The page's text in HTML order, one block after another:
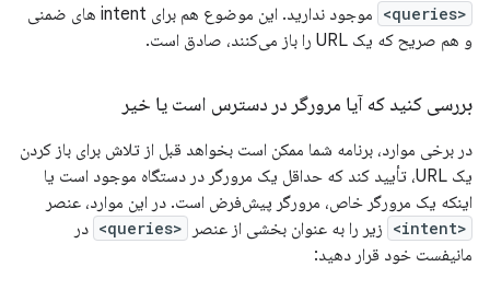
<queries>
موجود ندارید. این موضوع هم برای intent های ضمنی
و هم صریح که یک URL را باز می‌کنند، صادق است.
بررسی کنید که آیا مرورگر در دسترس است یا خیر
در برخی موارد، برنامه شما ممکن است بخواهد قبل از تلاش برای باز کردن
یک URL، تأیید کند که حداقل یک مرورگر در دستگاه موجود است یا
اینکه یک مرورگر خاص، مرورگر پیش‌فرض است. در این موارد، عنصر
<intent> زیر را به عنوان بخشی از عنصر <queries>
در
مانیفست خود قرار دهید: